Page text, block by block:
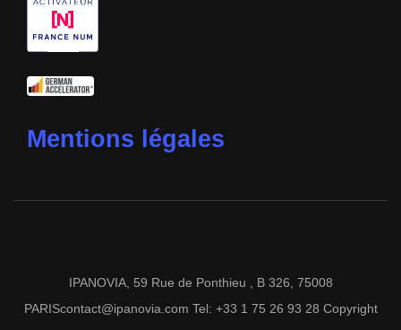
Mentions légales
IPANOVIA, 59 Rue de Ponthieu , B 326, 75008
PARIScontact@ipanovia.com Tel: +33 1 75 26 93 28 Copyright